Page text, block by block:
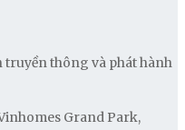
truyền thông và phát hành
Grand Park,